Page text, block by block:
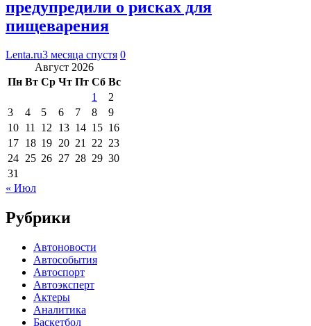
предупредили о рисках для
пищеварения
Lenta.ru3 месяца спустя 0
Август 2026
Пн Вт Ср Чт Пт Сб Вс
1
2
3
4 5 6 7 8
9
10 11 12 13 14 15 16
17 18 19 20 21 22 23
24 25 26 27 28 29 30
31
« Июл
Рубрики
Автоновости
Автособытия
Автоспорт
Автоэксперт
Актеры
Аналитика
Баскетбол